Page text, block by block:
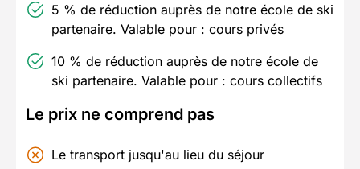
5 % de réduction auprès de notre école de ski
partenaire. Valable pour : cours privés
10 % de réduction auprès de notre école de
ski partenaire. Valable pour : cours collectifs
Le prix ne comprend pas
Le transport jusqu'au lieu du séjour